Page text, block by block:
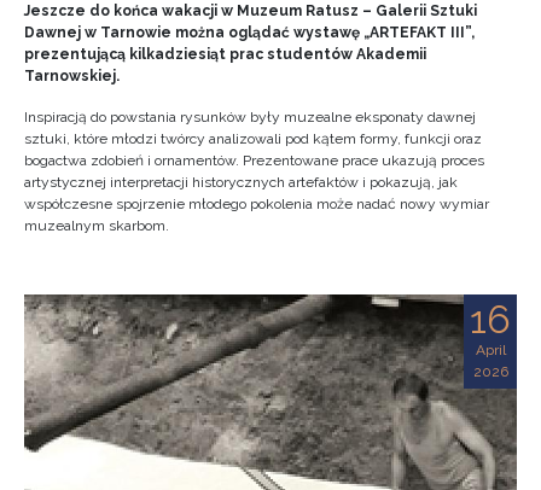
Jeszcze do końca wakacji w Muzeum Ratusz – Galerii Sztuki
Dawnej w Tarnowie można oglądać wystawę „ARTEFAKT III”,
prezentującą kilkadziesiąt prac studentów Akademii
Tarnowskiej.
Inspiracją do powstania rysunków były muzealne eksponaty dawnej
sztuki, które młodzi twórcy analizowali pod kątem formy, funkcji oraz
bogactwa zdobień i ornamentów. Prezentowane prace ukazują proces
artystycznej interpretacji historycznych artefaktów i pokazują, jak
współczesne spojrzenie młodego pokolenia może nadać nowy wymiar
muzealnym skarbom.
16
April
2026